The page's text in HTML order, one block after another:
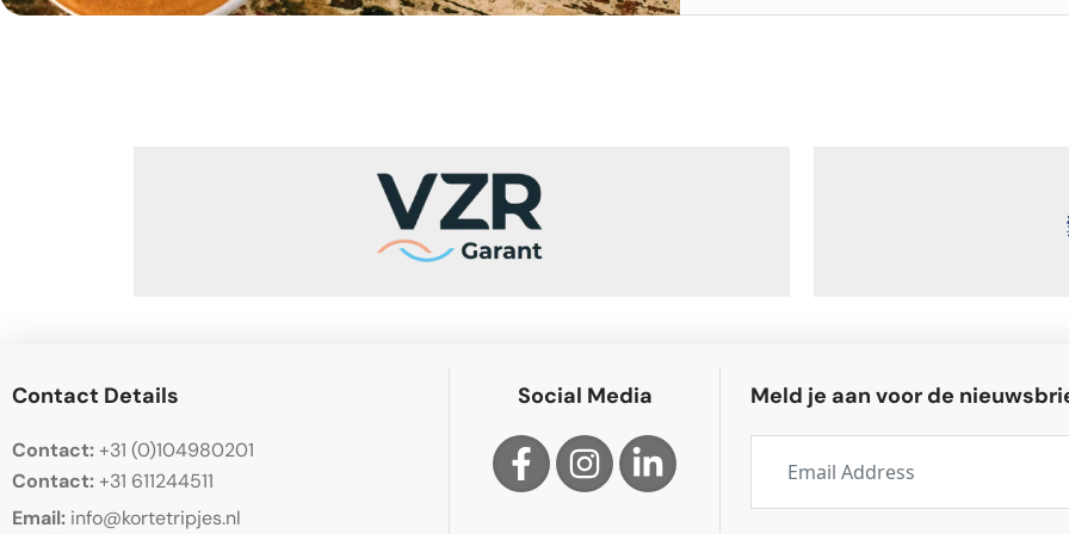
Contact Details
Contact:+31 (0)104980201
Contact:+31 611244511
Email: info@kortetripjes.nl
Social Media Meld je aan voor de